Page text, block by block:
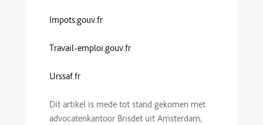
Impots.gouv.fr
Travail-emploi.gouv.fr
Urssaf.fr
Dit artikel is mede tot stand gekomen met
advocatenkantoor Brisdet uit Amsterdam;